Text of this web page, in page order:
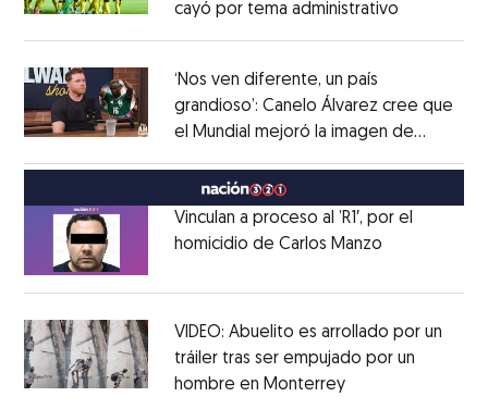
cayó por tema administrativo
‘Nos ven diferente, un país
grandioso’: Canelo Álvarez cree que
el Mundial mejoró la imagen de
MéxicoOpens in new window
Vinculan a proceso al ’R1′, por el
homicidio de Carlos Manzo
VIDEO: Abuelito es arrollado por un
tráiler tras ser empujado por un
hombre en MonterreyOpens in new